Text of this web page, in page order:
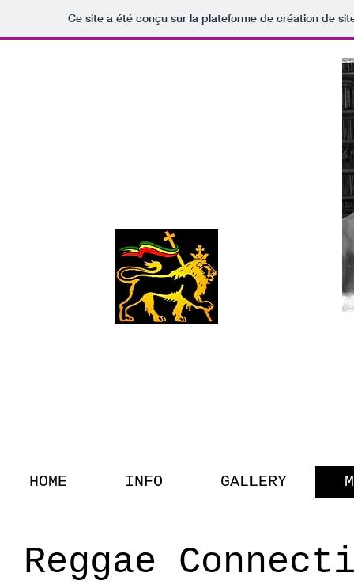
Ce site a été conçu sur la plateforme de création de
HOME INFO GALLERY
Reggae